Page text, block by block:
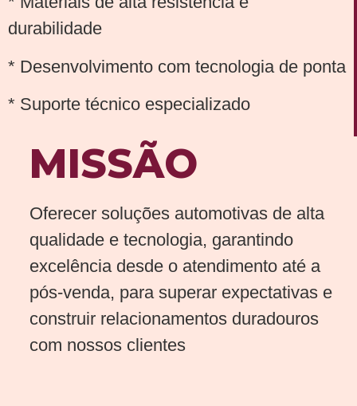
durabilidade
* Desenvolvimento com tecnologia de ponta
* Suporte técnico especializado
MISSÃO
Oferecer soluções automotivas de alta
qualidade e tecnologia, garantindo
excelência desde o atendimento até a
pós-venda, para superar expectativas e
construir relacionamentos duradouros
com nossos clientes